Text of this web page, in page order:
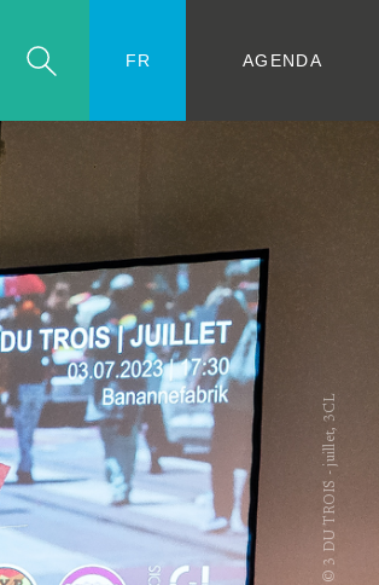
FR AGENDA
© 3 DU TROIS - juillet, 3CL